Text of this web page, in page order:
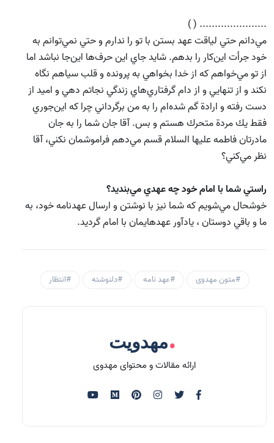
...................... ( )
مي‌دانم حتي لياقت عهد بستن با تو را ندارم و حتي نمي‌توانم به
خود جرأت اين‌كار را بدهم. شايد جاي اين حرف‌ها اين‌جا نباشد اما
از تو مي‌خواهم كه از خدا بخواهي به پرونده و قلب سياهم نگاه
نكند و از تنهايي و از دام گرفتاري‌هاي زندگي نجاتم دهي و اميد از
دست رفته و ارادة گم شده‌ام را به من برگرداني چرا كه اين‌جوري
فقط يك مردة متحرك هستم و بس. آقا جان شما را به جان
مادرتان فاطمه عليها السلام قسم مي‌دهم فراموشمان نكني، آقا
نظر مي‌كني؟
راستي شما با امام خود چه عهدي مي‌بنديد؟
خوشحال مي‌شويم كه شما نيز با نوشتن و ارسال عهدنامه خود، به
ما و باقي دوستان ، يادآور عهدهايمان با امام گرديد.
#متون مهدوی #عهد نامه #دلنوشته #انتظار
.مهدویت
ارائه مقالات و محتوای مهدوی